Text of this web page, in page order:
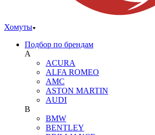
Хомуты
Подбор по брендам
A
ACURA
ALFA ROMEO
AMC
ASTON MARTIN
AUDI
B
BMW
BENTLEY